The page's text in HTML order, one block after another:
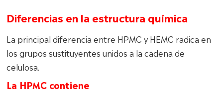
Diferencias en la estructura química
La principal diferencia entre HPMC y HEMC radica en
los grupos sustituyentes unidos a la cadena de
celulosa.
La HPMC contiene